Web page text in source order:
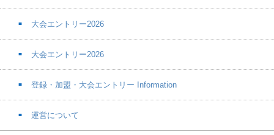
大会エントリー2026
大会エントリー2026
登録・加盟・大会エントリー Information
運営について